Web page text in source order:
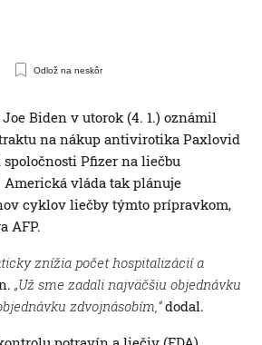
Odlož na neskôr
Biden v utorok (4. 1.) oznámil
na nákup antivirotika Paxlovid
Pfizer na liečbu
Americká vláda tak plánuje
cyklov liečby týmto prípravkom,
AFP.
znížia počet hospitalizácií a
„Už sme zadali najväčšiu objednávku
zdvojnásobím,“dodal.